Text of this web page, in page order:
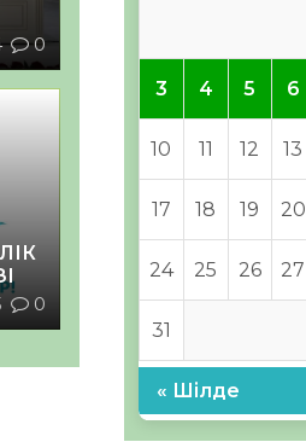
0
0
3 4 5 6
10 11 12 13
17 18 19 20
24 25 26 27
31
« Шілде